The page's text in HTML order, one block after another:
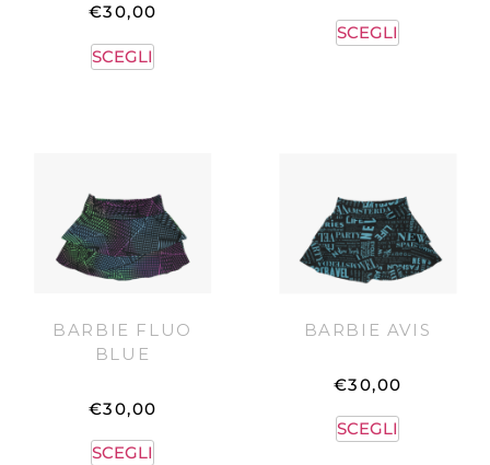
€30,00
SCEGLI
SCEGLI
BARBIE FLUO
BLUE
€30,00
SCEGLI
BARBIE AVIS
€30,00
SCEGLI